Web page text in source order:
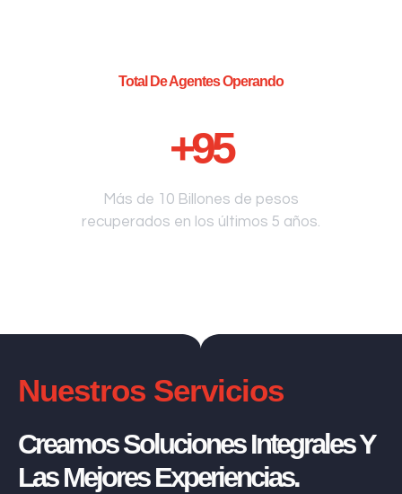
Total De Agentes Operando
+95
Más de 10 Billones de pesos
recuperados en los últimos 5 años.
Nuestros Servicios
Creamos Soluciones Integrales Y
Las Mejores Experiencias.